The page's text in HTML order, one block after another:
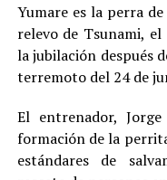
Yumare es la perra
relevo de Tsunami,
la jubilación después
terremoto del 24 de
El entrenador,
formación de la
estándares de